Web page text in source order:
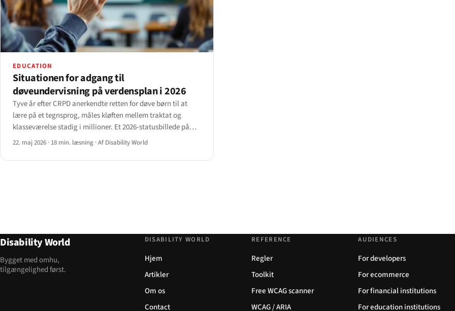
EDUCATION
Situationen for adgang til
døveundervisning på verdensplan i 2026
Tyve år efter CRPD anerkendte retten for døve børn til at
lære på et tegnsprog, måles kløften mellem traktat og
klasseværelse stadig i millioner. Et 2026-statusbillede på
tværs af seks lande, tre undervisningsmodeller og de
22. maj 2026 · 18 min. læsning ·Af Disability World
Disability World
Bygget med omhu,
tilgængelighed først.
DISABILITY WORLD
Hjem
Artikler
Om os
Contact
REFERENCE
Regler
Toolkit
Free WCAG scanner
WCAG / ARIA
AUDIENCES
For developers
For ecommerce
For financial institutions
For education institutions